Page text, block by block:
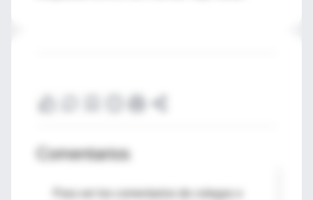
Comentarios
Para ver los comentarios de colegas o